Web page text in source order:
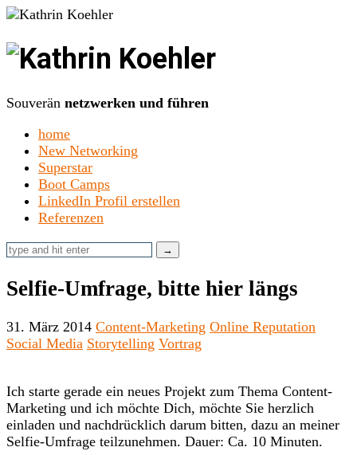
Kathrin
Koehler
Souverän netzwerken und führen
home
New Networking
Superstar
Boot Camps
LinkedIn Profil erstellen
Referenzen
Selfie-Umfrage, bitte hier längs
31. März 2014 Content-Marketing Online Reputation
Social Media Storytelling Vortrag
Ich starte gerade ein neues Projekt zum Thema Content-
Marketing und ich möchte Dich, möchte Sie herzlich
einladen und nachdrücklich darum bitten, dazu an meiner
Selfie-Umfrage teilzunehmen. Dauer: Ca. 10 Minuten.